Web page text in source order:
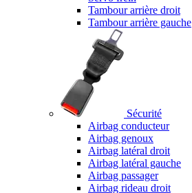
Tambour arrière droit
Tambour arrière gauche
Sécurité
Airbag conducteur
Airbag genoux
Airbag latéral droit
Airbag latéral gauche
Airbag passager
Airbag rideau droit